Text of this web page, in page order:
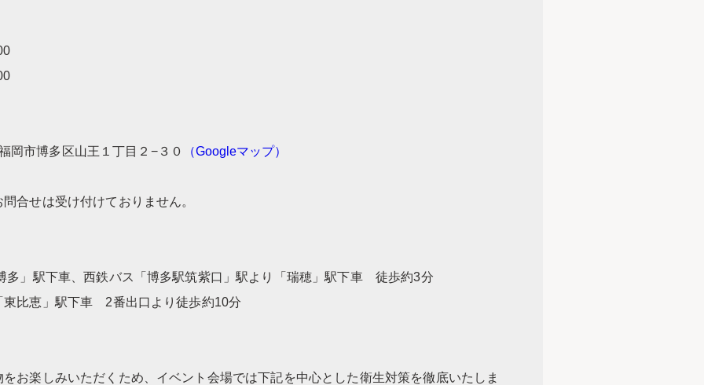
市博多区山王１丁目２−３０ （Googleマップ）
せは受け付けておりません。
駅下車、西鉄バス「博多駅筑紫口」駅より「瑞穂」駅下車 徒歩約3分
恵」駅下車 2番出口より徒歩約10分
お楽しみいただくため、イベント会場では下記を中心とした衛生対策を徹底いたしま